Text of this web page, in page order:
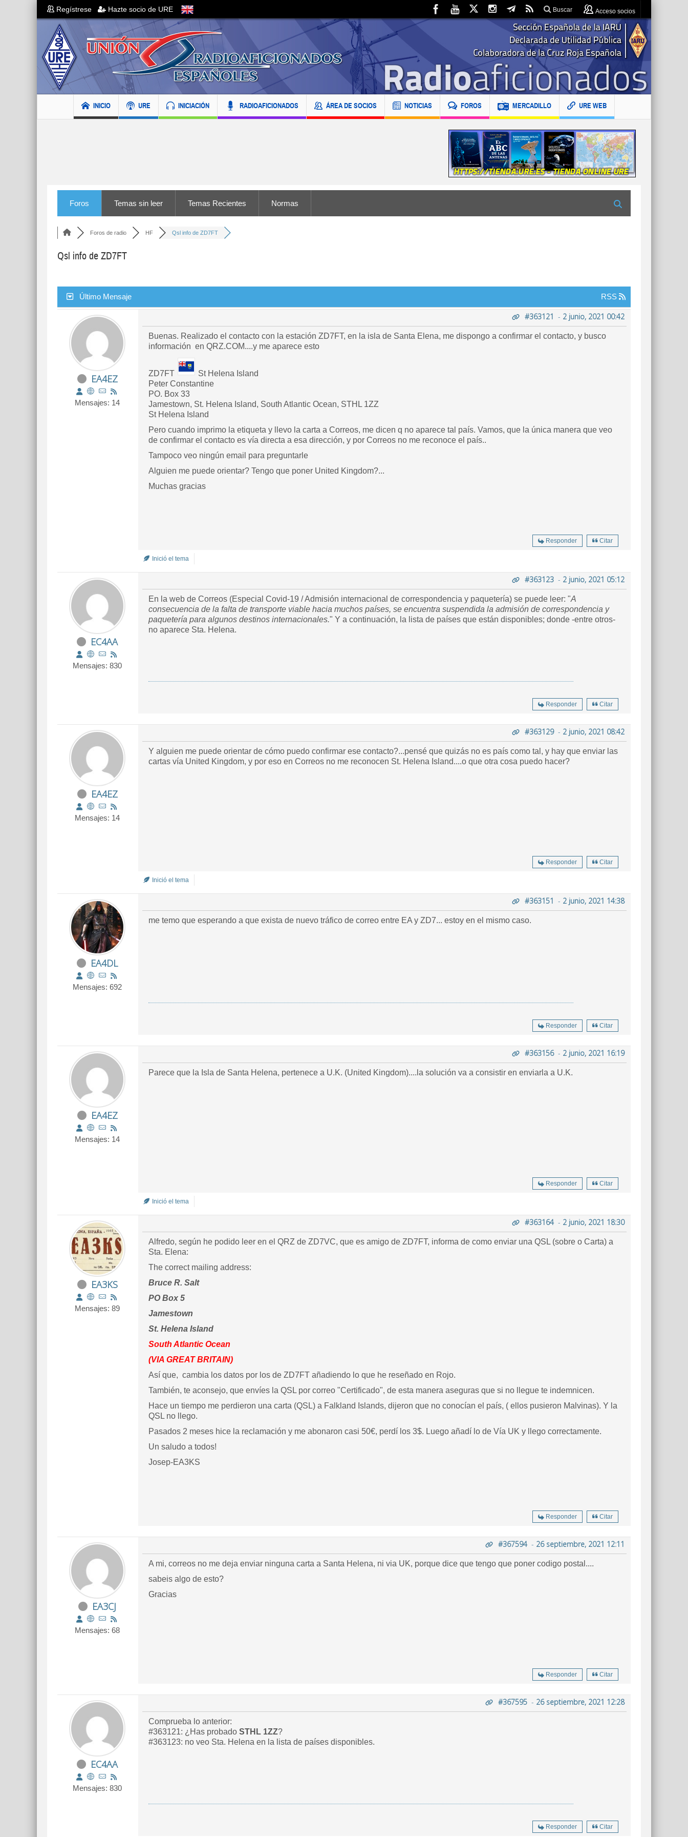
Regístrese Hazte socio de URE Buscar Acceso socios
INICIO URE INICIACIÓN RADIOAFICIONADOS ÁREA DE SOCIOS NOTICIAS FOROS MERCADILLO URE WEB
Foros Temas sin leer Temas Recientes Normas
Foros de radio HF Qsl info de ZD7FT
Qsl info de ZD7FT
Último Mensaje RSS
EA4EZ
Mensajes: 14
#363121 - 2 junio, 2021 00:42
Buenas. Realizado el contacto con la estación ZD7FT, en la isla de Santa Elena, me dispongo a confirmar el contacto, y busco
información en QRZ.COM....y me aparece esto
ZD7FT
St Helena Island
Peter Constantine
PO. Box 33
Jamestown, St. Helena Island, South Atlantic Ocean, STHL 1ZZ
St Helena Island
Pero cuando imprimo la etiqueta y llevo la carta a Correos, me dicen q no aparece tal país. Vamos, que la única manera que veo
de confirmar el contacto es vía directa a esa dirección, y por Correos no me reconoce el país..
Tampoco veo ningún email para preguntarle
Alguien me puede orientar? Tengo que poner United Kingdom?...
Muchas gracias
Responder Citar
Inició el tema
EC4AA
Mensajes: 830
#363123 - 2 junio, 2021 05:12
En la web de Correos (Especial Covid-19 / Admisión internacional de correspondencia y paquetería) se puede leer: "A
consecuencia de la falta de transporte viable hacia muchos países, se encuentra suspendida la admisión de correspondencia y
paquetería para algunos destinos internacionales." Y a continuación, la lista de países que están disponibles; donde -entre otros-
no aparece Sta. Helena.
Responder Citar
EA4EZ
Mensajes: 14
#363129- 2 junio, 2021 08:42
Y alguien me puede orientar de cómo puedo confirmar ese contacto?...pensé que quizás no es país como tal, y hay que enviar las
cartas vía United Kingdom, y por eso en Correos no me reconocen St. Helena Island....o que otra cosa puedo hacer?
Responder Citar
Inició el tema
EA4DL
Mensajes: 692
#363151 - 2 junio, 2021 14:38
me temo que esperando a que exista de nuevo tráfico de correo entre EA y ZD7... estoy en el mismo caso.
Responder Citar
EA4EZ
Mensajes: 14
#363156- 2 junio, 2021 16:19
Parece que la Isla de Santa Helena, pertenece a U.K. (United Kingdom)....la solución va a consistir en enviarla a U.K.
Responder Citar
Inició el tema
EA3KS
Mensajes: 89
#363164- 2 junio, 2021 18:30
Alfredo, según he podido leer en el QRZ de ZD7VC, que es amigo de ZD7FT, informa de como enviar una QSL (sobre o Carta) a
Sta. Elena:
The correct mailing address:
Bruce R. Salt
PO Box 5
Jamestown
St. Helena Island
South Atlantic Ocean
(VIA GREAT BRITAIN)
Así que, cambia los datos por los de ZD7FT añadiendo lo que he reseñado en Rojo.
También, te aconsejo, que envíes la QSL por correo "Certificado", de esta manera aseguras que si no llegue te indemnicen.
Hace un tiempo me perdieron una carta (QSL) a Falkland Islands, dijeron que no conocían el país, ( ellos pusieron Malvinas). Y la
QSL no llego.
Pasados 2 meses hice la reclamación y me abonaron casi 50€, perdí los 3$. Luego añadí lo de Vía UK y llego correctamente.
Un saludo a todos!
Josep-EA3KS
Responder Citar
EA3CJ
Mensajes: 68
#367594- 26 septiembre, 2021 12:11
A mi, correos no me deja enviar ninguna carta a Santa Helena, ni via UK, porque dice que tengo que poner codigo postal....
sabeis algo de esto?
Gracias
Responder Citar
EC4AA
Mensajes: 830
#367595 - 26 septiembre, 2021 12:28
Comprueba lo anterior:
#363121: ¿Has probado STHL 1ZZ?
#363123: no veo Sta. Helena en la lista de países disponibles.
Responder Citar